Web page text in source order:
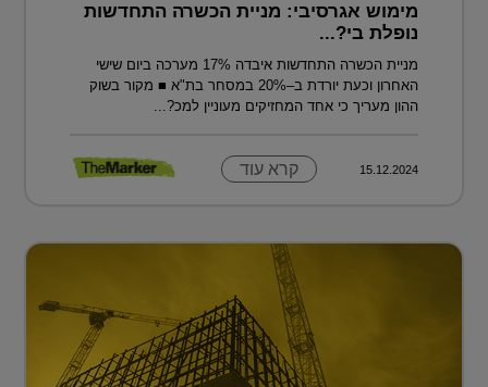
מימוש אגרסיבי: מניית הכשרה התחדשות
נופלת בי?...
מניית הכשרה התחדשות איבדה 17% מערכה ביום שישי
האחרון וכעת יורדת ב–20% במסחר בת"א ■ מקור בשוק
ההון מעריך כי אחד המחזיקים מעוניין למכ?...
15.12.2024 קרא עוד